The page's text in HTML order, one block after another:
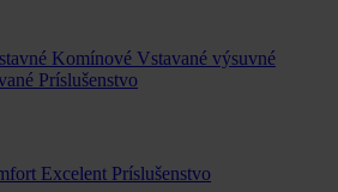
Komínové Vstavané výsuvné
Príslušenstvo
Excelent Príslušenstvo